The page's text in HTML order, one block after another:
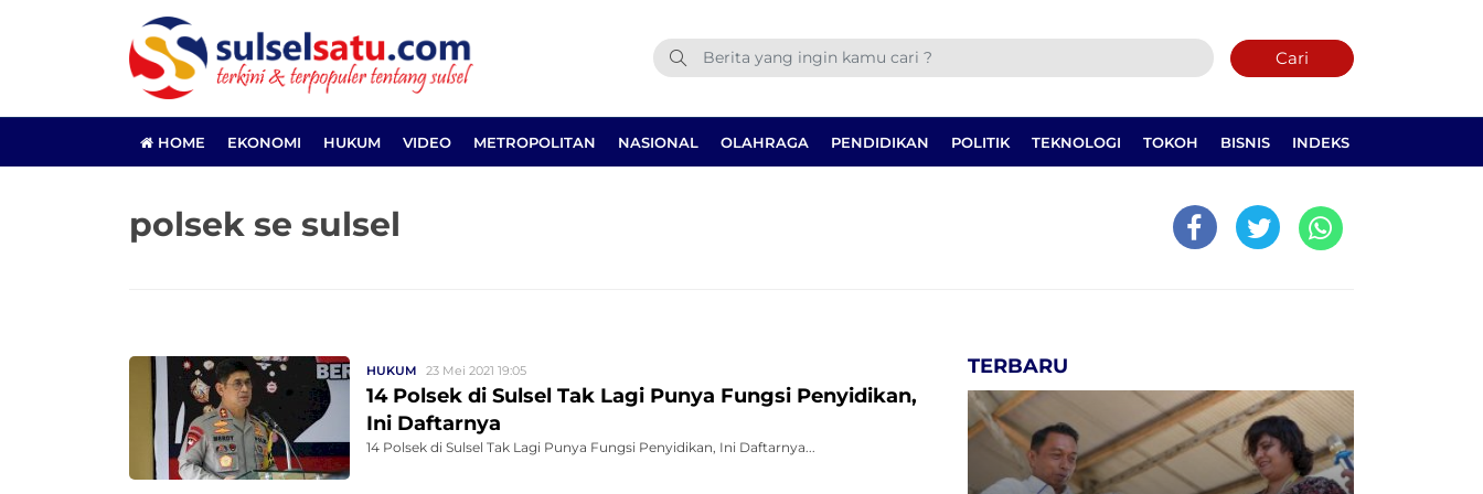
Cari
HOME EKONOMI HUKUM VIDEO METROPOLITAN NASIONAL OLAHRAGA PENDIDIKAN POLITIK TEKNOLOGI TOKOH BISNIS INDEKS
polsek se sulsel
HUKUM 23 Mei 2021 19:05
14 Polsek di Sulsel Tak Lagi Punya Fungsi Penyidikan,
Ini Daftarnya
14 Polsek di Sulsel Tak Lagi Punya Fungsi Penyidikan, Ini Daftarnya...
TERBARU